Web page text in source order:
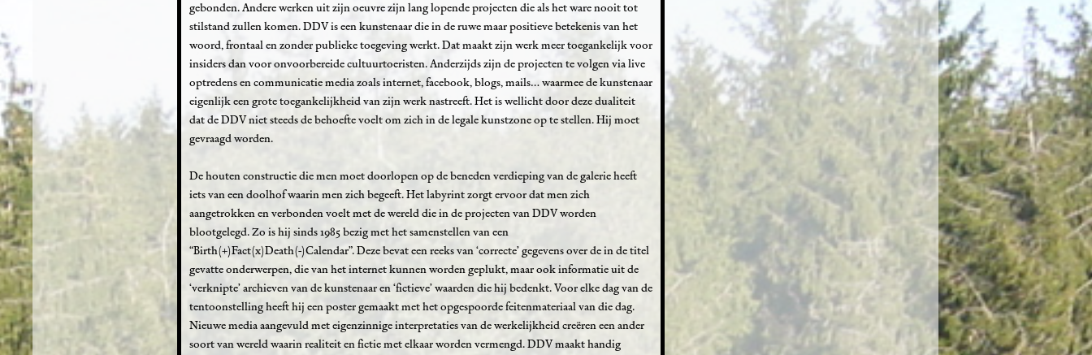
gebonden. Andere werken uit zijn oeuvre zijn lang lopende projecten die als het ware nooit tot
stilstand zullen komen. DDV is een kunstenaar die in de ruwe maar positieve betekenis van het
woord, frontaal en zonder publieke toegeving werkt. Dat maakt zijn werk meer toegankelijk voor
insiders dan voor onvoorbereide cultuurtoeristen. Anderzijds zijn de projecten te volgen via live
optredens en communicatie media zoals internet, facebook, blogs, mails… waarmee de kunstenaar
eigenlijk een grote toegankelijkheid van zijn werk nastreeft. Het is wellicht door deze dualiteit
dat de DDV niet steeds de behoefte voelt om zich in de legale kunstzone op te stellen. Hij moet
gevraagd worden.
De houten constructie die men moet doorlopen op de beneden verdieping van de galerie heeft
iets van een doolhof waarin men zich begeeft. Het labyrint zorgt ervoor dat men zich
aangetrokken en verbonden voelt met de wereld die in de projecten van DDV worden
blootgelegd. Zo is hij sinds 1985 bezig met het samenstellen van een
“Birth(+)Fact(x)Death(-)Calendar”. Deze bevat een reeks van ‘correcte’ gegevens over de in de titel
gevatte onderwerpen, die van het internet kunnen worden geplukt, maar ook informatie uit de
‘verknipte’ archieven van de kunstenaar en ‘fictieve’ waarden die hij bedenkt. Voor elke dag van de
tentoonstelling heeft hij een poster gemaakt met het opgespoorde feitenmateriaal van die dag.
Nieuwe media aangevuld met eigenzinnige interpretaties van de werkelijkheid creëren een ander
soort van wereld waarin realiteit en fictie met elkaar worden vermengd. DDV maakt handig